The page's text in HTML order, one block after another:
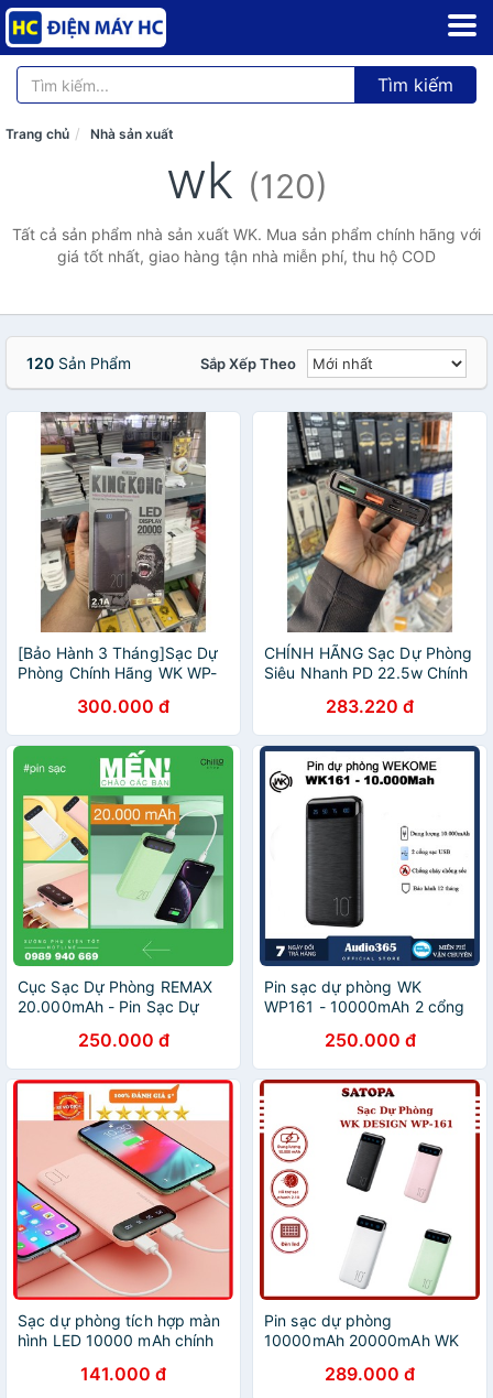
Tìm kiếm
Trang chủ Nhà sản xuất
wk (120)
Tất cả sản phẩm nhà sản xuất WK. Mua sản phẩm chính hãng với
giá tốt nhất, giao hàng tận nhà miễn phí, thu hộ COD
120 Sản Phẩm Sắp Xếp Theo
[Bảo Hành 3 Tháng]Sạc Dự
Phòng Chính Hãng WK WP-
20000mah, 2 Cổng Sạc, Hỗ
Trợ Sạc Nhanh
300.000 đ
CHÍNH HÃNG Sạc Dự Phòng
Siêu Nhanh PD 22.5w Chính
283.220 đ
Cục Sạc Dự Phòng REMAX
20.000mAh - Pin Sạc Dự
250.000 đ
Pin sạc dự phòng WK
WP161 - 10000mAh 2 cổng
siêu mỏng, siêu nhẹ - Hàng
chính hãng
250.000 đ
Sạc dự phòng tích hợp màn
hình LED 10000 mAh chính
hãng, BẢO HÀNH 2 NĂM
141.000 đ
Pin sạc dự phòng
10000mAh 20000mAh WK
pin sạc mini nhỏ gọn nằm
289.000 đ